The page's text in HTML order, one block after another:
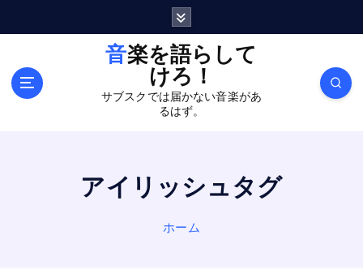
音楽を語らして
けろ！
サブスクでは届かない音楽があ
るはず。
アイリッシュタグ
ホーム